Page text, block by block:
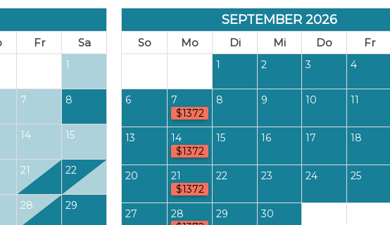
Fr Sa
1
7 8
14 15
21 22
28 29
SEPTEMBER 2026
So Mo Di Mi Do Fr
1 2 3 4
6
7
$1372
8 9 10 11
13
14
$1372
15 16 17 18
20
21
$1372
22 23 24 25
27
28
29 30